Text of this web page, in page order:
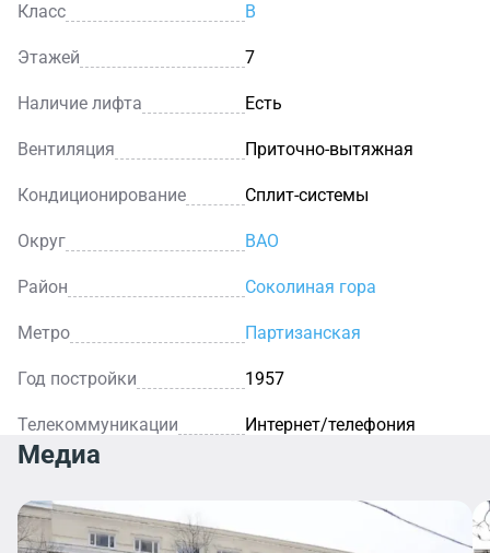
Класс B
Этажей 7
Наличие лифта Есть
Вентиляция Приточно-вытяжная
Кондиционирование Сплит-системы
Округ ВАО
Район Соколиная гора
Метро Партизанская
Год постройки 1957
Телекоммуникации Интернет/телефония
Медиа